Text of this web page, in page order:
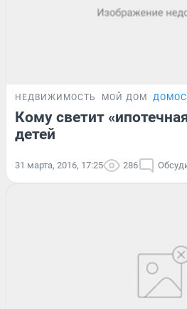
НЕДВИЖИМОСТЬ МОЙ ДОМ
Кому светит
детей
31 марта, 2016, 17:25 286